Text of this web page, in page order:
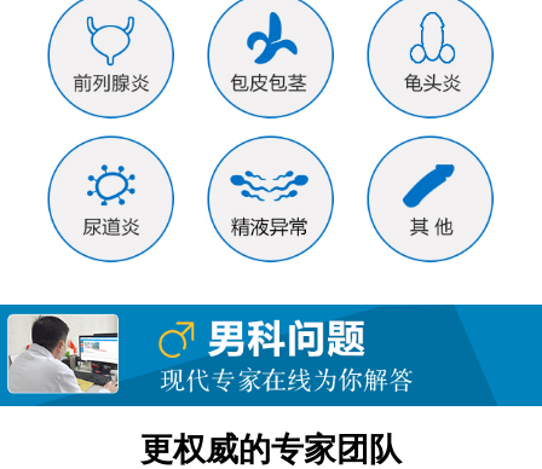
更权威的专家团队